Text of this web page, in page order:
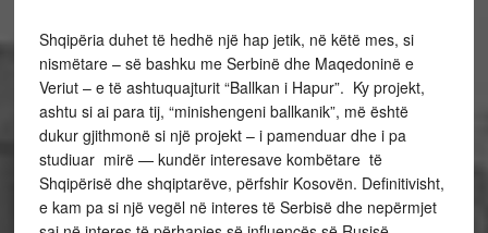
Shqipëria duhet të hedhë një hap jetik, në këtë mes, si
nismëtare – së bashku me Serbinë dhe Maqedoninë e
Veriut – e të ashtuquajturit “Ballkan i Hapur”. Ky projekt,
ashtu si ai para tij, “minishengeni ballkanik”, më është
dukur gjithmonë si një projekt – i pamenduar dhe i pa
studiuar mirë — kundër interesave kombëtare të
Shqipërisë dhe shqiptarëve, përfshir Kosovën. Definitivisht,
e kam pa si një vegël në interes të Serbisë dhe nepërmjet